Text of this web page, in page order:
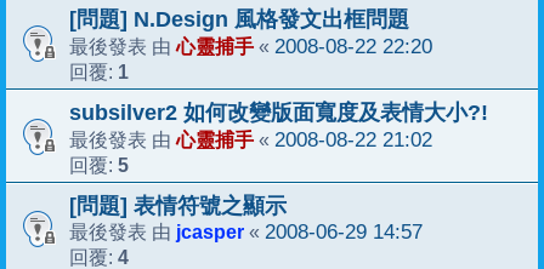
[問題] N.Design 風格發文出框問題
最後發表 由心靈捕手 « 2008-08-22 22:20
回覆: 1
subsilver2 如何改變版面寬度及表情大小?!
最後發表 由心靈捕手 « 2008-08-22 21:02
回覆: 5
[問題] 表情符號之顯示
最後發表 由 jcasper « 2008-06-29 14:57
回覆: 4